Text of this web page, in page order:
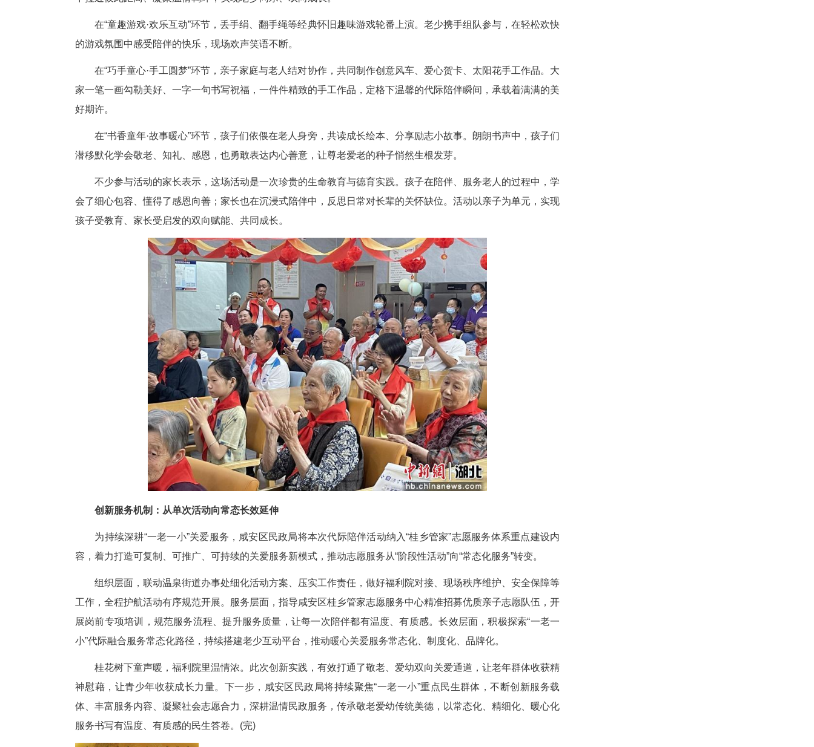
创新互动载体：代际交融实现双向赋能成长
为让陪伴更有温度、更有意义，活动精心设计多元化代际互动环节，打破年龄隔阂，让老人与孩子在携手协作
中拉近彼此距离、凝聚温情羁绊，实现老少同乐、双向成长。
在“童趣游戏·欢乐互动”环节，丢手绢、翻手绳等经典怀旧趣味游戏轮番上演。老少携手组队参与，在轻松欢快
的游戏氛围中感受陪伴的快乐，现场欢声笑语不断。
在“巧手童心·手工圆梦”环节，亲子家庭与老人结对协作，共同制作创意风车、爱心贺卡、太阳花手工作品。大
家一笔一画勾勒美好、一字一句书写祝福，一件件精致的手工作品，定格下温馨的代际陪伴瞬间，承载着满满的美
在“书香童年·故事暖心”环节，孩子们依偎在老人身旁，共读成长绘本、分享励志小故事。朗朗书声中，孩子们
潜移默化学会敬老、知礼、感恩，也勇敢表达内心善意，让尊老爱老的种子悄然生根发芽。
不少参与活动的家长表示，这场活动是一次珍贵的生命教育与德育实践。孩子在陪伴、服务老人的过程中，学
会了细心包容、懂得了感恩向善；家长也在沉浸式陪伴中，反思日常对长辈的关怀缺位。活动以亲子为单元，实现
孩子受教育、家长受启发的双向赋能、共同成长。